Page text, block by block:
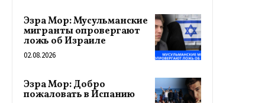
Эзра Мор: Мусульманские
мигранты опровергают
ложь об Израиле
02.08.2026
Эзра Мор: Добро
пожаловать в Испанию